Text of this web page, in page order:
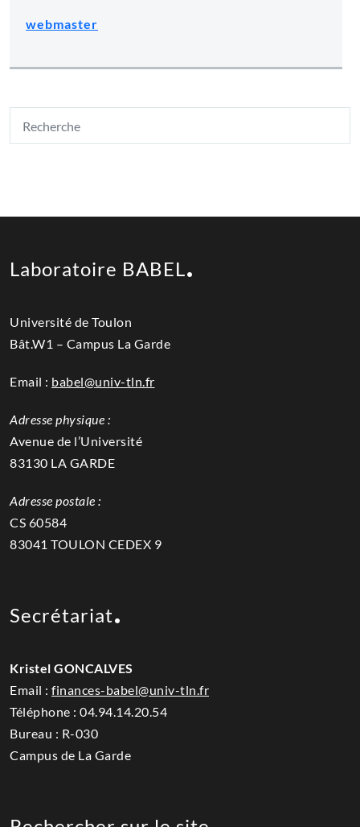
webmaster
Laboratoire BABEL
Université de Toulon
Bât.W1 – Campus La Garde
Email : babel@univ-tln.fr
Adresse physique :
Avenue de l’Université
83130 LA GARDE
Adresse postale :
CS 60584
83041 TOULON CEDEX 9
Secrétariat
Kristel GONCALVES
Email : finances-babel@univ-tln.fr
Téléphone : 04.94.14.20.54
Bureau : R-030
Campus de La Garde